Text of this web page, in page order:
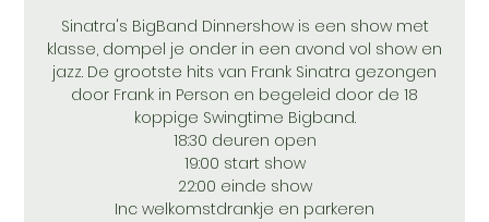
Sinatra's BigBand Dinnershow is een show met
klasse, dompel je onder in een avond vol show en
jazz. De grootste hits van Frank Sinatra gezongen
door Frank in Person en begeleid door de 18
koppige Swingtime Bigband.
18:30 deuren open
19:00 start show
22:00 einde show
Inc welkomstdrankje en parkeren